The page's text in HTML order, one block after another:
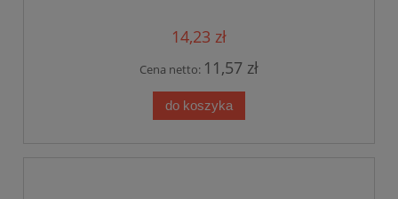
14,23 zł
Cena netto: 11,57 zł
do koszyka